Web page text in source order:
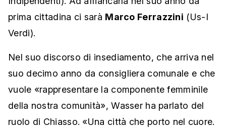
prima cittadina ci sarà Marco Ferrazzini (Us-I
Verdi).
Nel suo discorso di insediamento, che arriva nel
suo decimo anno da consigliera comunale e che
vuole «rappresentare la componente femminile
della nostra comunità», Wasser ha parlato del
ruolo di Chiasso. «Una città che porto nel cuore.